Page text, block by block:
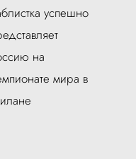
успешно
на
мира в